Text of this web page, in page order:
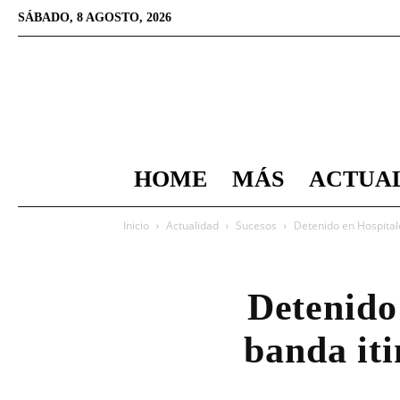
SÁBADO, 8 AGOSTO, 2026
HOME MÁS
Inicio Actualidad Sucesos Detenido en
banda